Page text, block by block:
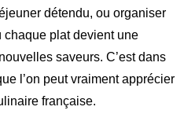
détendu, ou organiser
chaque plat devient une
saveurs. C’est dans
l’on peut vraiment apprécier
française.